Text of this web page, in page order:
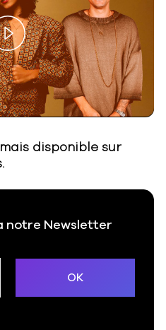
Play
Video
disponible sur
notre Newsletter